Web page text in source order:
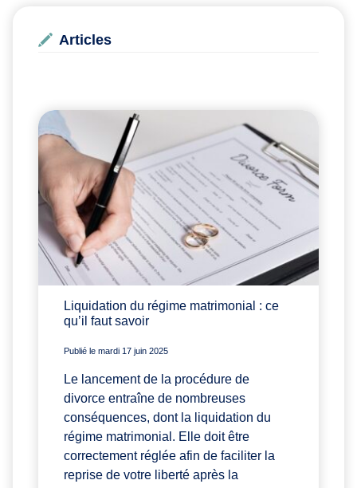
Articles
Liquidation du régime matrimonial : ce
qu’il faut savoir
Publié le mardi 17 juin 2025
Le lancement de la procédure de
divorce entraîne de nombreuses
conséquences, dont la liquidation du
régime matrimonial. Elle doit être
correctement réglée afin de faciliter la
reprise de votre liberté après la